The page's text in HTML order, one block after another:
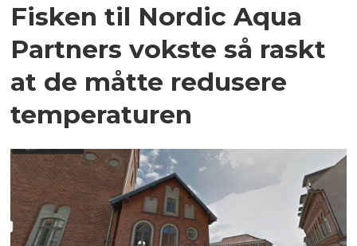
Fisken til Nordic Aqua
Partners vokste så raskt
at de måtte redusere
temperaturen